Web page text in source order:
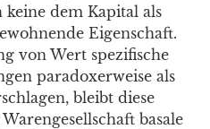
dem Kapital als
Eigenschaft.
von Wert spezifische
paradoxerweise als
bleibt diese
basale